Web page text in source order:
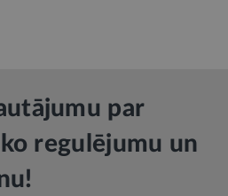
par
regulējumu un